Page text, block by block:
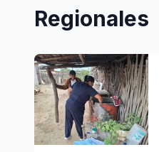
Regionales